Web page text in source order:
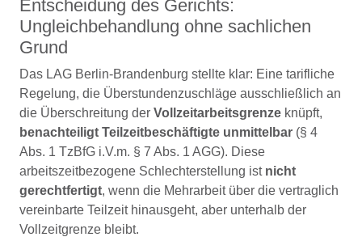
Entscheidung des Gerichts:
Ungleichbehandlung ohne sachlichen
Grund
Das LAG Berlin-Brandenburg stellte klar: Eine tarifliche
Regelung, die Überstundenzuschläge ausschließlich an
die Überschreitung der Vollzeitarbeitsgrenze knüpft,
benachteiligt Teilzeitbeschäftigte unmittelbar (§ 4
Abs. 1 TzBfG i.V.m. § 7 Abs. 1 AGG). Diese
arbeitszeitbezogene Schlechterstellung ist nicht
gerechtfertigt, wenn die Mehrarbeit über die vertraglich
vereinbarte Teilzeit hinausgeht, aber unterhalb der
Vollzeitgrenze bleibt.